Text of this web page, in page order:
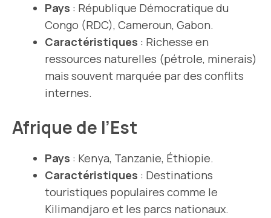
Pays : République Démocratique du
Congo (RDC), Cameroun, Gabon.
Caractéristiques : Richesse en
ressources naturelles (pétrole, minerais)
mais souvent marquée par des conflits
internes.
Afrique de l’Est
Pays : Kenya, Tanzanie, Éthiopie.
Caractéristiques : Destinations
touristiques populaires comme le
Kilimandjaro et les parcs nationaux.